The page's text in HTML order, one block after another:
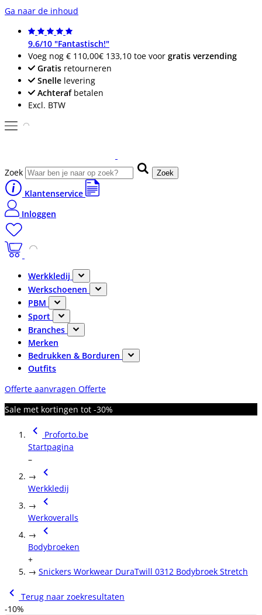
Ga naar de inhoud
9.6/10 "Fantastisch!"
Voeg nog € 110,00€ 133,10 toe voor gratis verzending
Gratis retourneren
Snelle levering
Achterafbetalen
Excl. BTW
Zoek Zoek
Klantenservice
Inloggen
Werkkledij
Werkschoenen
PBM
Sport
Branches
Merken
Bedrukken & Borduren
Outfits
Offerte aanvragen Offerte
Sale met kortingen tot -30%
Proforto.be
Startpagina
–
→
Werkkledij
→
Werkoveralls
→
Bodybroeken
+
→ Snickers Workwear DuraTwill 0312 Bodybroek Stretch
Terug naar zoekresultaten
-10%